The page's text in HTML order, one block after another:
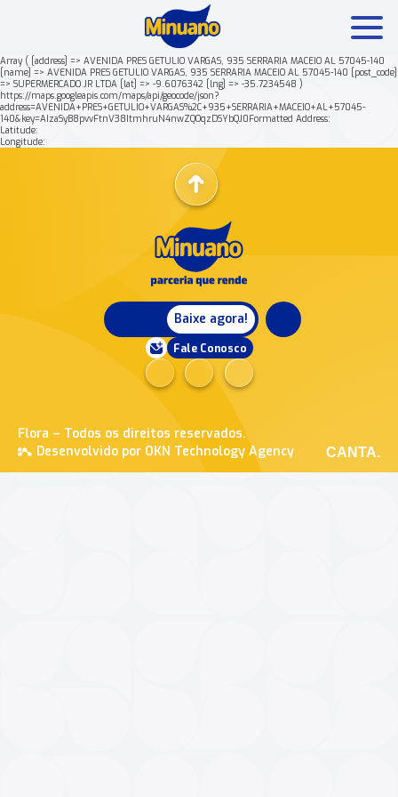
Array ( [address] => AVENIDA PRES GETULIO VARGAS, 935 SERRARIA MACEIO AL 57045-140
[name] => AVENIDA PRES GETULIO VARGAS, 935 SERRARIA MACEIO AL 57045-140 [post_code]
=> SUPERMERCADO JR LTDA [lat] => -9.6076342 [lng] => -35.7234548 )
https://maps.googleapis.com/maps/api/geocode/json?
address=AVENIDA+PRES+GETULIO+VARGAS%2C+935+SERRARIA+MACEIO+AL+57045-
140&key=AIzaSyB8pvvFtnV38ItmhruN4nwZQOqzDSYbQJ0Formatted Address:
Latitude:
Longitude:
Baixe agora!
Fale Conosco
Flora – Todos os direitos reservados.
Desenvolvido por OKN Technology Agency
CANTA.
Mais buscados: Produtos Minuano Rende +
Nossa história